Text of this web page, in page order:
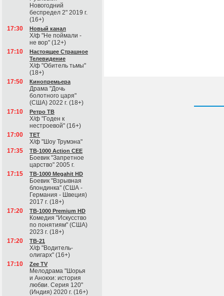
Новогодний
беспредел 2" 2019 г.
(16+)
17:30
Новый канал
Х/ф "Не поймали -
не вор" (12+)
17:10
Настоящее Страшное
Телевидение
Х/ф "Обитель тьмы"
(18+)
17:50
Кинопремьера
Драма "Дочь
болотного царя"
(США) 2022 г. (18+)
17:10
Ретро ТВ
Х/ф "Годен к
нестроевой" (16+)
17:00
ТЕТ
Х/ф "Шоу Трумэна"
17:35
ТВ-1000 Action CEE
Боевик "Запретное
царство" 2005 г.
17:15
ТВ-1000 Megahit HD
Боевик "Взрывная
блондинка" (США -
Германия - Швеция)
2017 г. (18+)
17:20
ТВ-1000 Premium HD
Комедия "Искусство
по понятиям" (США)
2023 г. (18+)
17:20
ТВ-21
Х/ф "Водитель-
олигарх" (16+)
17:10
Zee TV
Мелодрама "Шорья
и Анокхи: история
любви. Серия 120"
(Индия) 2020 г. (16+)